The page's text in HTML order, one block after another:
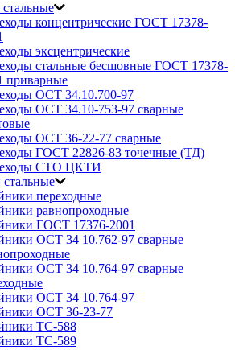
концентрические ГОСТ 17378-
эксцентрические
стальные бесшовные ГОСТ 17378-
приварные
ОСТ 34.10.700-97
ОСТ 34.10-753-97 сварные
ОСТ 36-22-77 сварные
ГОСТ 22826-83 точечные (ТД)
СТО ЦКТИ
переходные
равнопроходные
ГОСТ 17376-2001
ОСТ 34 10.762-97 сварные
ОСТ 34 10.764-97 сварные
ОСТ 34 10.764-97
ОСТ 36-23-77
ТС-588
ТС-589